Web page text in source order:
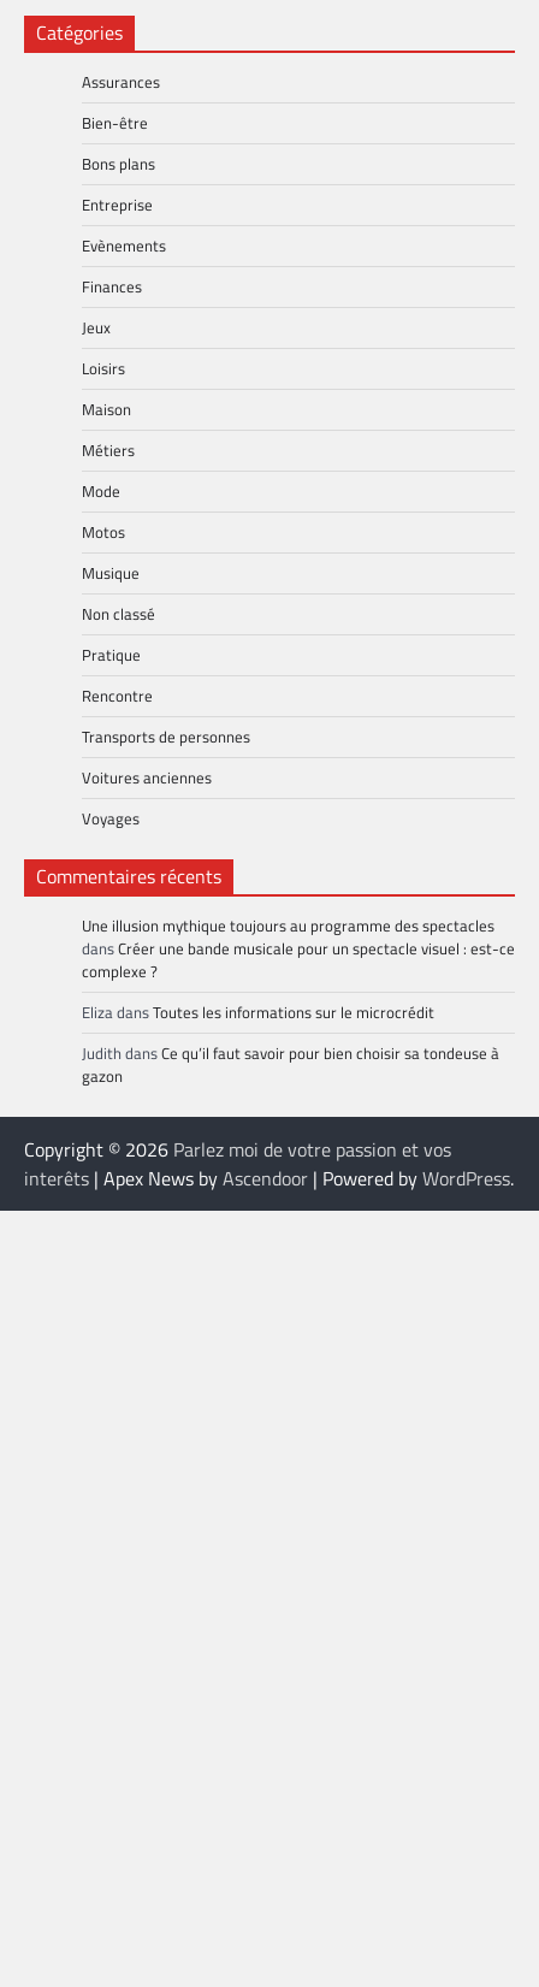
Catégories
Assurances
Bien-être
Bons plans
Entreprise
Evènements
Finances
Jeux
Loisirs
Maison
Métiers
Mode
Motos
Musique
Non classé
Pratique
Rencontre
Transports de personnes
Voitures anciennes
Voyages
Commentaires récents
Une illusion mythique toujours au programme des spectacles
dansCréer une bande musicale pour un spectacle visuel : est-ce
complexe ?
ElizadansToutes les informations sur le microcrédit
Judith dansCe qu’il faut savoir pour bien choisir sa tondeuse à
gazon
Copyright © 2026 Parlez moi de votre passion et vos
interêts | Apex News byAscendoor | Powered byWordPress.